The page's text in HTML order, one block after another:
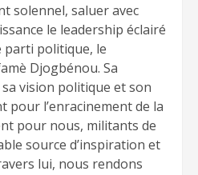
solennel, saluer avec
le leadership éclairé
parti politique, le
Djogbénou. Sa
vision politique et son
pour l’enracinement de la
pour nous, militants de
source d’inspiration et
lui, nous rendons